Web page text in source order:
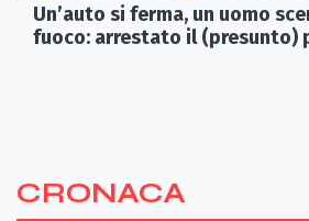
Un’auto si ferma, un uomo
fuoco: arrestato il (presunto)
CRONACA